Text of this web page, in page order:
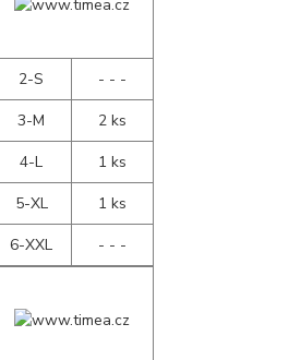
2-S
- - -
3-M
2 ks
4-L
1 ks
5-XL
1 ks
6-XXL
- - -